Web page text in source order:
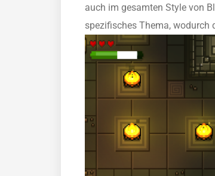
auch im gesamten Style von
spezifisches Thema, wodurch